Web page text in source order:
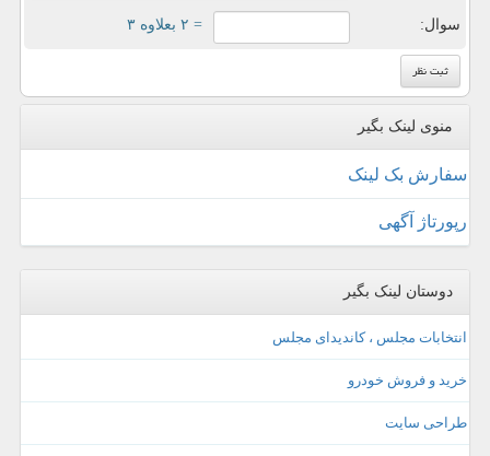
سوال: = ۲ بعلاوه ۳
منوی لینک بگیر
سفارش بک لینک
رپورتاژ آگهی
دوستان لینک بگیر
انتخابات مجلس ، کاندیدای مجلس
خرید و فروش خودرو
طراحی سایت